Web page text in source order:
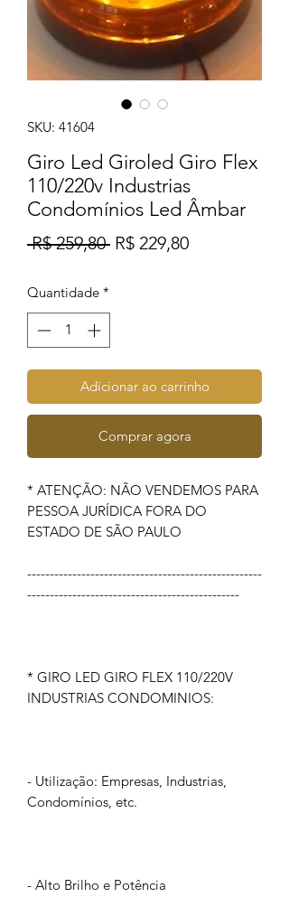
SKU: 41604
Giro Led Giroled Giro Flex
110/220v Industrias
Condomínios Led Âmbar
R$ 259,80 Preço
R$ 229,80Preço
Quantidade *
Adicionar ao carrinho
Comprar agora
* ATENÇÃO: NÃO VENDEMOS PARA
PESSOA JURÍDICA FORA DO
ESTADO DE SÃO PAULO
----------------------------------------------------
-----------------------------------------------
* GIRO LED GIRO FLEX 110/220V
INDUSTRIAS CONDOMINIOS:
- Utilização: Empresas, Industrias,
Condomínios, etc.
- Alto Brilho e Potência